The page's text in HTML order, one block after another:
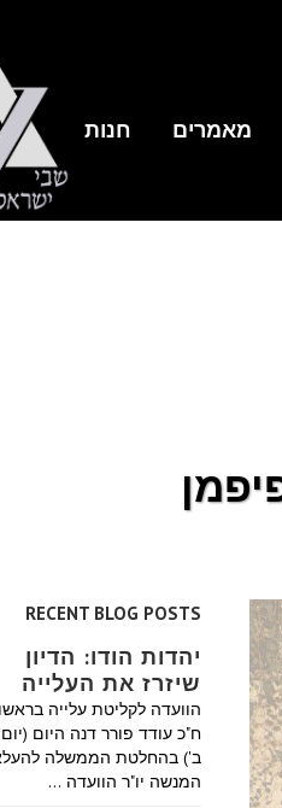
מאמרים חנות
RECENT BLOG POSTS
יהדות הודו: הדיון
שיזרז את העלייה
הוועדה לקליטת עלייה
ח"כ עודד פורר דנה היום (יום
ב') בהחלטת הממשלה
המנשה יו"ר הוועדה …